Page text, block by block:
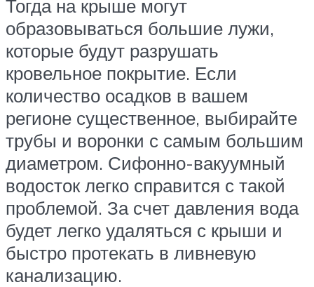
Тогда на крыше могут
образовываться большие лужи,
которые будут разрушать
кровельное покрытие. Если
количество осадков в вашем
регионе существенное, выбирайте
трубы и воронки с самым большим
диаметром. Сифонно-вакуумный
водосток легко справится с такой
проблемой. За счет давления вода
будет легко удаляться с крыши и
быстро протекать в ливневую
канализацию.